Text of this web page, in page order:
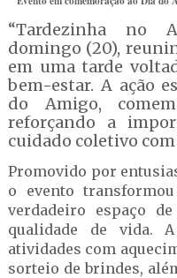
“Tardezinha no
domingo (20),
em uma tarde
bem-estar. A ação
do Amigo,
reforçando a
cuidado coletivo
Promovido por
o evento
verdadeiro espaço
qualidade de vida.
atividades com
sorteio de brindes,